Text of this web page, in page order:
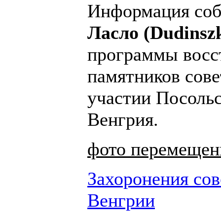
Информация
Ласло
программы
памятников
участии
Венгрия.
фото
Захоронения
Венгрии